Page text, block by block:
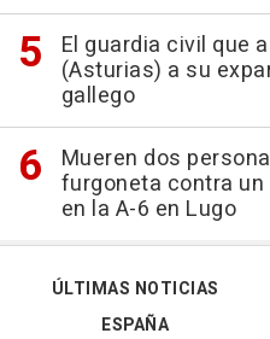
El guardia civil que
(Asturias) a su
gallego
Mueren dos
furgoneta contra
en la A-6 en Lugo
ÚLTIMAS NOTICIAS
ESPAÑA